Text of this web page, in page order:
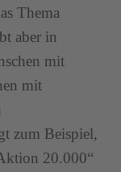
Thema
aber in
mit
mit
zum Beispiel,
20.000“